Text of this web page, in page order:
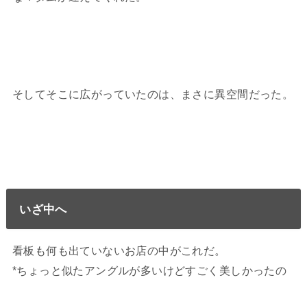
そしてそこに広がっていたのは、まさに異空間だった。
いざ中へ
看板も何も出ていないお店の中がこれだ。
*ちょっと似たアングルが多いけどすごく美しかったの